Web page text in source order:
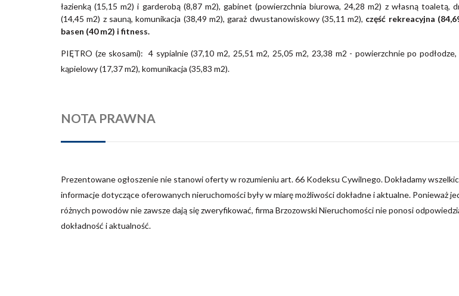
łazienką (15,15 m2) i garderobą (8,87 m2), gabinet (powierzchnia biurowa, 24,28 m2) z własną toaletą,
(14,45 m2) z sauną, komunikacja (38,49 m2), garaż dwustanowiskowy (35,11 m2), część rekreacyjna
basen (40 m2) i fitness.
PIĘTRO (ze skosami): 4 sypialnie (37,10 m2, 25,51 m2, 25,05 m2, 23,38 m2 - powierzchnie po
kąpielowy (17,37 m2), komunikacja (35,83 m2).
NOTA PRAWNA
Prezentowane ogłoszenie nie stanowi oferty w rozumieniu art. 66 Kodeksu Cywilnego. Dokładamy
informacje dotyczące oferowanych nieruchomości były w miarę możliwości dokładne i aktualne. Ponieważ
różnych powodów nie zawsze dają się zweryfikować, firma Brzozowski Nieruchomości nie ponosi
dokładność i aktualność.